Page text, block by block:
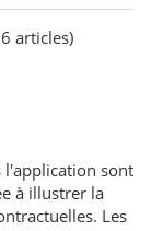
articles)
l'application sont
à illustrer la
Les